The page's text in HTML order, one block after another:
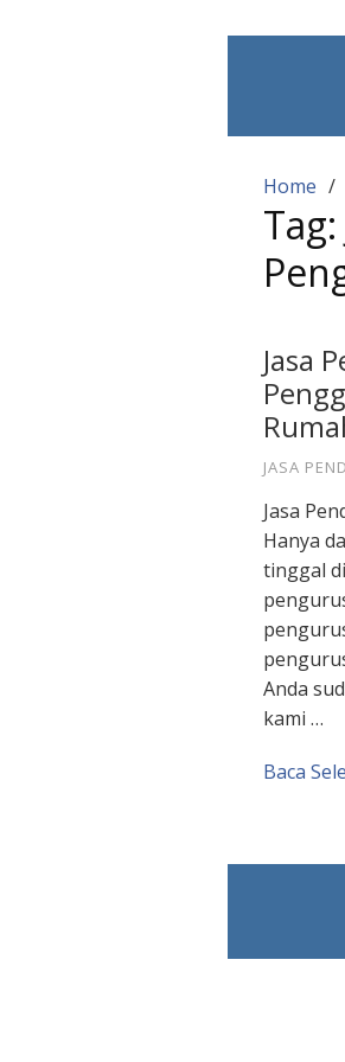
Home
Tag:
Jasa
JASA
Jasa
Hanya
tinggal
Anda
kami …
Baca